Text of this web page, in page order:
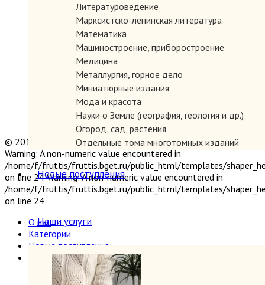
Литературоведение
Марксистско-ленинская литература
Математика
Машиностроение, приборостроение
Медицина
Металлургия, горное дело
Миниатюрные издания
Мода и красота
Науки о Земле (география, геология и др.)
Огород, сад, растения
Отдельные тома многотомных изданий
Открытки
Охота и рыбалка
Педагогика
Политология, геополитика, дипломатия
Промышленность, производство
Религия
Сатира и юмор
Новые поступления
Наши услуги
© 2019 "Параграф" Покупка и продажа антикварных книг
Warning: A non-numeric value encountered in
/home/f/fruttis/fruttis.bget.ru/public_html/templates/
on line 24 Warning: A non-numeric value encountered in
/home/f/fruttis/fruttis.bget.ru/public_html/templates/
on line 24
О нас
Категории
Новые поступления
Наши услуги
Формирование библиотек
Прием книг